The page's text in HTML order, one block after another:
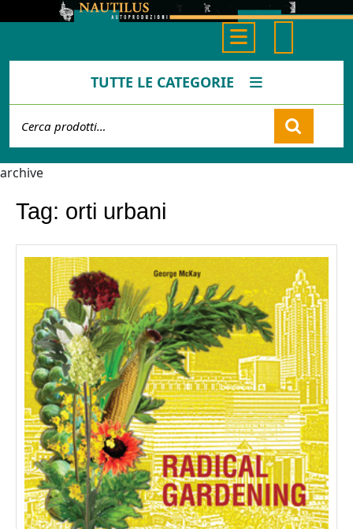
Button
TUTTE LE CATEGORIE
Cart
archive
Tag: orti urbani